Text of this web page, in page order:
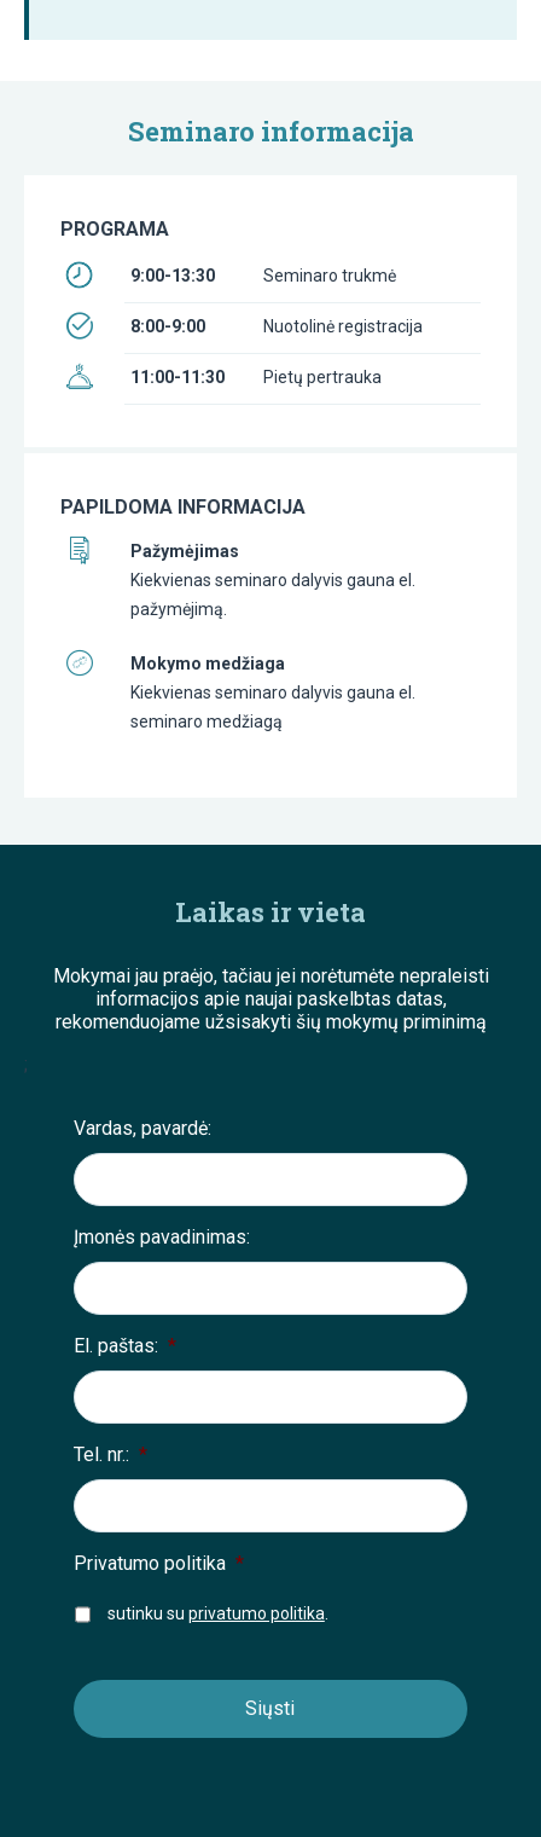
Seminaro informacija
PROGRAMA
9:00-13:30 Seminaro trukmė
8:00-9:00 Nuotolinė registracija
11:00-11:30 Pietų pertrauka
PAPILDOMA INFORMACIJA
Pažymėjimas
Kiekvienas seminaro dalyvis gauna el.
pažymėjimą.
Mokymo medžiaga
Kiekvienas seminaro dalyvis gauna el.
seminaro medžiagą
Laikas ir vieta
Mokymai jau praėjo, tačiau jei norėtumėte nepraleisti
informacijos apie naujai paskelbtas datas,
rekomenduojame užsisakyti šių mokymų priminimą
;
Vardas, pavardė:
Įmonės pavadinimas:
El. paštas: *
Tel. nr.: *
Privatumo politika *
sutinku su privatumo politika